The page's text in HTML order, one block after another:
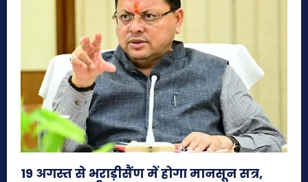
19 अगस्त से भराड़ीसैंण में होगा मानसून सत्र,